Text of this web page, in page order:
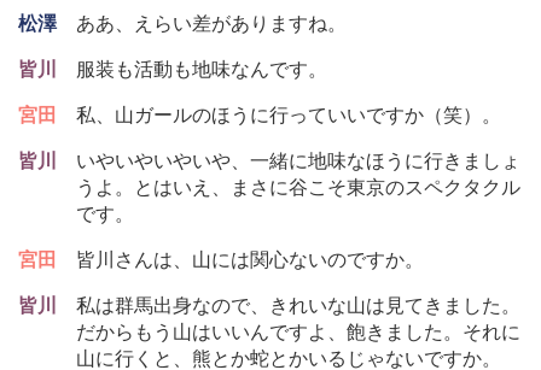
松澤 ああ、えらい差がありますね。
皆川 服装も活動も地味なんです。
宮田 私、山ガールのほうに行っていいですか（笑）。
皆川 いやいやいやいや、一緒に地味なほうに行きましょ
うよ。とはいえ、まさに谷こそ東京のスペクタクル
です。
宮田 皆川さんは、山には関心ないのですか。
皆川 私は群馬出身なので、きれいな山は見てきました。
だからもう山はいいんですよ、飽きました。それに
山に行くと、熊とか蛇とかいるじゃないですか。